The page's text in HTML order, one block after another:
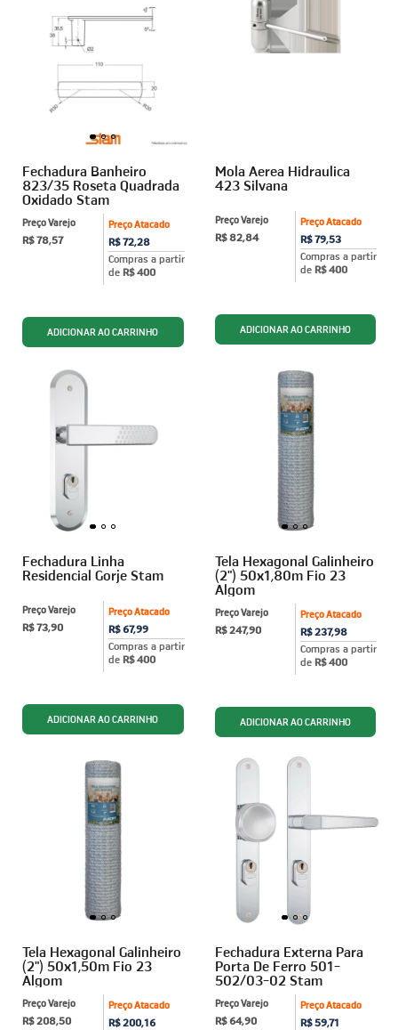
Fechadura Banheiro
823/35 Roseta Quadrada
Oxidado Stam
Preço Atacado
R$ 72,28
Compras a partir
de R$ 400
Preço Varejo
R$ 78,57
Mola Aerea Hidraulica
423 Silvana
Preço Atacado
R$ 79,53
Compras a partir
de R$ 400
Preço Varejo
R$ 82,84
Fechadura Linha
Residencial Gorje Stam
Preço Atacado
R$ 67,99
Compras a partir
de R$ 400
Preço Varejo
R$ 73,90
Tela Hexagonal Galinheiro
(2") 50x1,80m Fio 23
Algom
Preço Atacado
R$ 237,98
Compras a partir
de R$ 400
Preço Varejo
R$ 247,90
Tela Hexagonal Galinheiro
(2") 50x1,50m Fio 23
Algom
Preço Atacado
R$ 200,16
Preço Varejo
R$ 208,50
Fechadura Externa Para
Porta De Ferro 501-
502/03-02 Stam
Preço Atacado
R$ 59,71
Preço Varejo
R$ 64,90